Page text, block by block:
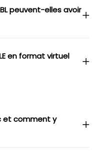
peuvent-elles avoir
en format virtuel
et comment y